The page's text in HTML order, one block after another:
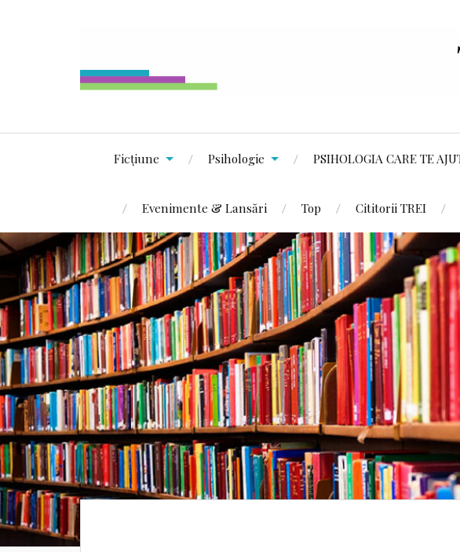
Ficțiune Psihologie PSIHOLOGIA CARE TE
Evenimente & Lansări Top Cititorii TREI